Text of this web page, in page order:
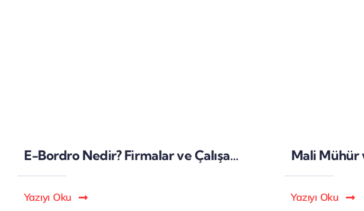
E-Bordro Nedir? Firmalar ve Çalışanlar İçin Temel Rehber
Yazıyı Oku Yazıyı Oku